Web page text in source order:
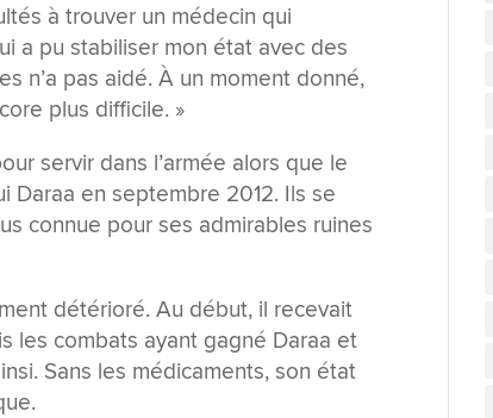
à trouver un médecin qui
a pu stabiliser mon état avec des
n’a pas aidé. À un moment donné,
plus difficile. »
servir dans l’armée alors que le
Daraa en septembre 2012. Ils se
connue pour ses admirables ruines
détérioré. Au début, il recevait
les combats ayant gagné Daraa et
Sans les médicaments, son état